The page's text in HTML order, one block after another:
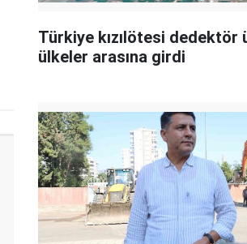
Türkiye kızılötesi dedektör
ülkeler arasına girdi